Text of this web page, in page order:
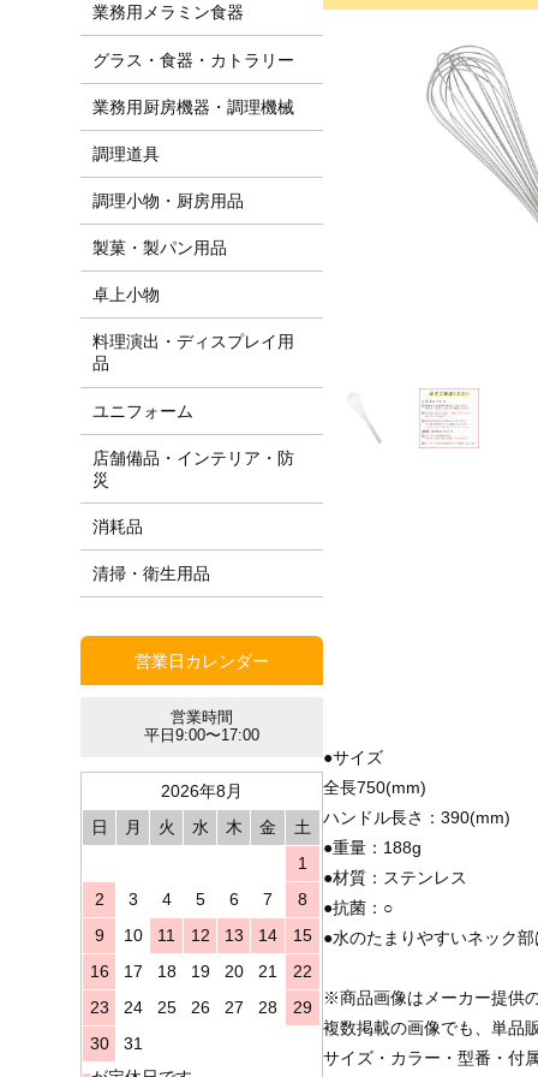
業務用メラミン食器
グラス・食器・カトラリー
業務用厨房機器・調理機械
調理道具
調理小物・厨房用品
製菓・製パン用品
卓上小物
料理演出・ディスプレイ用
品
ユニフォーム
店舗備品・インテリア・防
災
消耗品
清掃・衛生用品
営業日カレンダー
営業時間
平日9:00〜17:00
2026年8月
日
月 火 水 木 金
土
1
2
3 4 5 6 7
8
9
10 11 12 13 14
15
16
17 18 19 20 21
22
23
24 25 26 27 28
29
30
31
●サイズ
全長750(mm)
ハンドル長さ：390(mm)
●重量：188g
●材質：ステンレス
●抗菌：○
●水のたまりやすいネック
※商品画像はメーカー提供
複数掲載の画像でも、単品
サイズ・カラー・型番・付